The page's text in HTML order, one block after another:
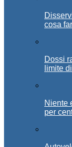
cosa
Dossi
limite
Niente
per